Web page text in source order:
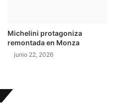
Michelini protagoniza
remontada en Monza
junio 22, 2026